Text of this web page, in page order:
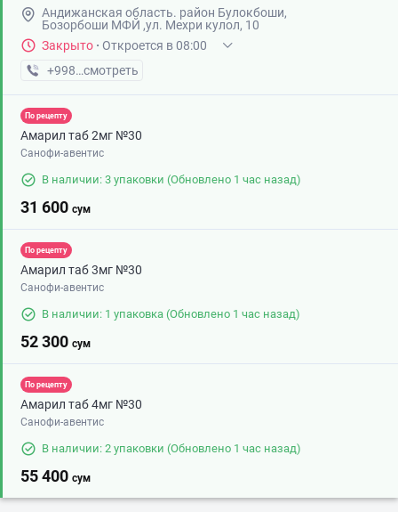
Андижанская область. район Булокбоши,
Бозорбоши МФЙ ,ул. Мехри кулол, 10
Закрыто · Откроется в 08:00
+998 (88) XXX-XX-XX
смотреть
По рецепту
Амарил таб 2мг №30
Санофи-авентис
В наличии: 3 упаковки (Обновлено 1 час назад)
31 600 сум
По рецепту
Амарил таб 3мг №30
Санофи-авентис
В наличии: 1 упаковка (Обновлено 1 час назад)
52 300 сум
По рецепту
Амарил таб 4мг №30
Санофи-авентис
В наличии: 2 упаковки (Обновлено 1 час назад)
55 400 сум